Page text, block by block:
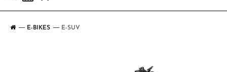
E-BIKES E-SUV